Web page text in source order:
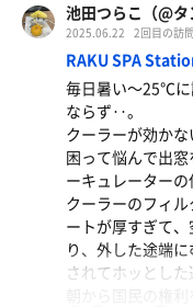
お風呂、水風呂、
4つくらい。
サウナは2段で3
トはフカフカ、
足元との温度差も
水風呂は前述のと
も優しくいつま
半露天スペースに
ました。
サウナ 6分×3回
水風呂 30秒×3回
休憩 ×3回
池田つらこ（@タ
2025.06.22 2回目の訪問
RAKU SPA
毎日暑い〜25℃
ならず‥。
クーラーが効か
困って悩んで出
ーキュレーターの
クーラーのフィ
ートが厚すぎて
り、外した途端
されてホッとし
朝から国民の権